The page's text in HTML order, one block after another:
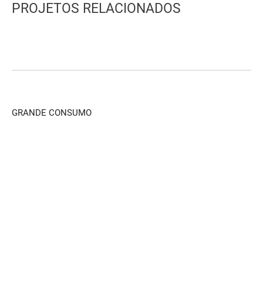
PROJETOS RELACIONADOS
GRANDE CONSUMO